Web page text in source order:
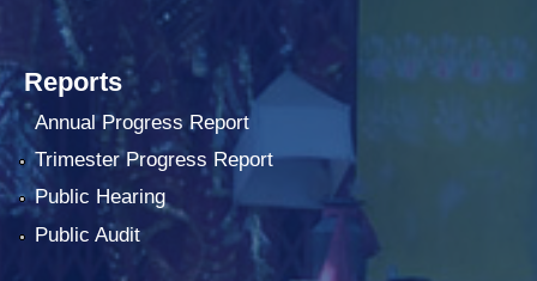
Reports
Annual Progress Report
Trimester Progress Report
Public Hearing
Public Audit